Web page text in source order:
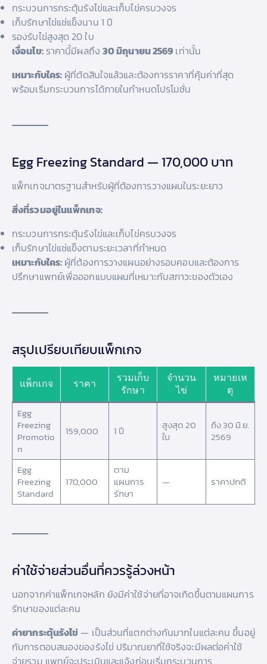
กระบวนการกระตุ้นรังไข่และเก็บไข่ครบวงจร
เก็บรักษาไข่แช่แข็งนาน 1 ปี
รองรับไข่สูงสุด 20 ใบ
เงื่อนไข:ราคานี้มีผลถึง 30 มิถุนายน 2569 เท่านั้น
เหมาะกับใคร: ผู้ที่ตัดสินใจแล้วและต้องการราคาที่คุ้มค่าที่สุด
พร้อมเริ่มกระบวนการได้ภายในกำหนดโปรโมชั่น
Egg Freezing Standard — 170,000 บาท
แพ็กเกจมาตรฐานสำหรับผู้ที่ต้องการวางแผนในระยะยาว
สิ่งที่รวมอยู่ในแพ็กเกจ:
กระบวนการกระตุ้นรังไข่และเก็บไข่ครบวงจร
เก็บรักษาไข่แช่แข็งตามระยะเวลาที่กำหนด
เหมาะกับใคร: ผู้ที่ต้องการวางแผนอย่างรอบคอบและต้องการ
ปรึกษาแพทย์เพื่อออกแบบแผนที่เหมาะกับสภาวะของตัวเอง
สรุปเปรียบเทียบแพ็กเกจ
แพ็กเกจ ราคา
รวมเก็บ
รักษา
จำนวน
ไข่
หมายเห
ตุ
Egg
Freezing
Promotio
n
159,000 1 ปี
สูงสุด 20
ใบ
ถึง 30 มิ.ย.
2569
Egg
Freezing
Standard
170,000
ตาม
แผนการ
รักษา
— ราคาปกติ
ค่าใช้จ่ายส่วนอื่นที่ควรรู้ล่วงหน้า
นอกจากค่าแพ็กเกจหลัก ยังมีค่าใช้จ่ายที่อาจเกิดขึ้นตามแผนการ
รักษาของแต่ละคน
ค่ายากระตุ้นรังไข่— เป็นส่วนที่แตกต่างกันมากในแต่ละคน ขึ้นอยู่
กับการตอบสนองของรังไข่ ปริมาณยาที่ใช้จริงจะมีผลต่อค่าใช้
จ่ายรวม แพทย์จะประเมินและแจ้งก่อนเริ่มกระบวนการ